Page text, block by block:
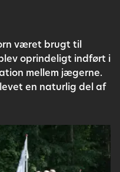
været brugt til
oprindeligt indført i
mellem jægerne.
en naturlig del af